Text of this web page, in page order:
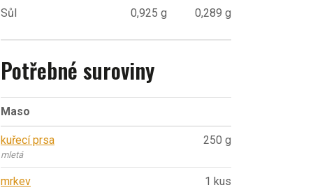
Sůl 0,925 g 0,289 g
Potřebné suroviny
Maso
kuřecí prsa
mletá
250 g
mrkev 1 kus